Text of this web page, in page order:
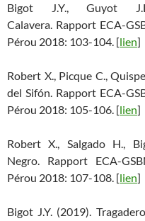
Bigot J.Y., Guyot
Calavera. Rapport ECA-
Pérou 2018: 103-104. [lien]
Robert X., Picque C.,
del Sifón. Rapport ECA-
Pérou 2018: 105-106. [lien]
Robert X., Salgado H.,
Negro. Rapport ECA-
Pérou 2018: 107-108. [lien]
Bigot J.Y. (2019).